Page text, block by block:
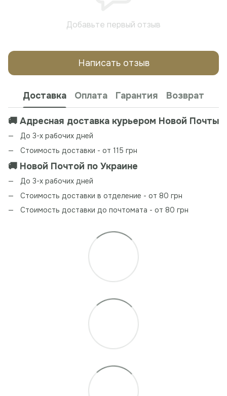
Добавьте первый отзыв
Написать отзыв
Доставка Оплата Гарантия Возврат
🚚 Адресная доставка курьером Новой Почты
До 3-х рабочих дней
Стоимость доставки - от 115 грн
🚚 Новой Почтой по Украине
До 3-х рабочих дней
Стоимость доставки в отделение - от 80 грн
Стоимость доставки до почтомата - от 80 грн